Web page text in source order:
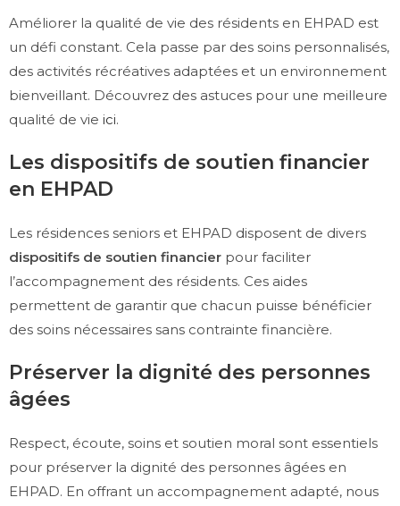
Améliorer la qualité de vie des résidents en EHPAD est
un défi constant. Cela passe par des soins personnalisés,
des activités récréatives adaptées et un environnement
bienveillant. Découvrez des astuces pour une meilleure
qualité de vie ici.
Les dispositifs de soutien financier
en EHPAD
Les résidences seniors et EHPAD disposent de divers
dispositifs de soutien financier pour faciliter
l’accompagnement des résidents. Ces aides
permettent de garantir que chacun puisse bénéficier
des soins nécessaires sans contrainte financière.
Préserver la dignité des personnes
âgées
Respect, écoute, soins et soutien moral sont essentiels
pour préserver la dignité des personnes âgées en
EHPAD. En offrant un accompagnement adapté, nous